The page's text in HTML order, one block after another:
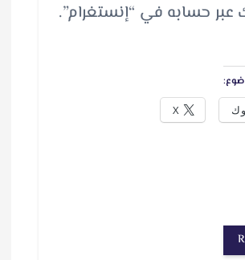
عبر حسابه في “إنستغرام”.
X